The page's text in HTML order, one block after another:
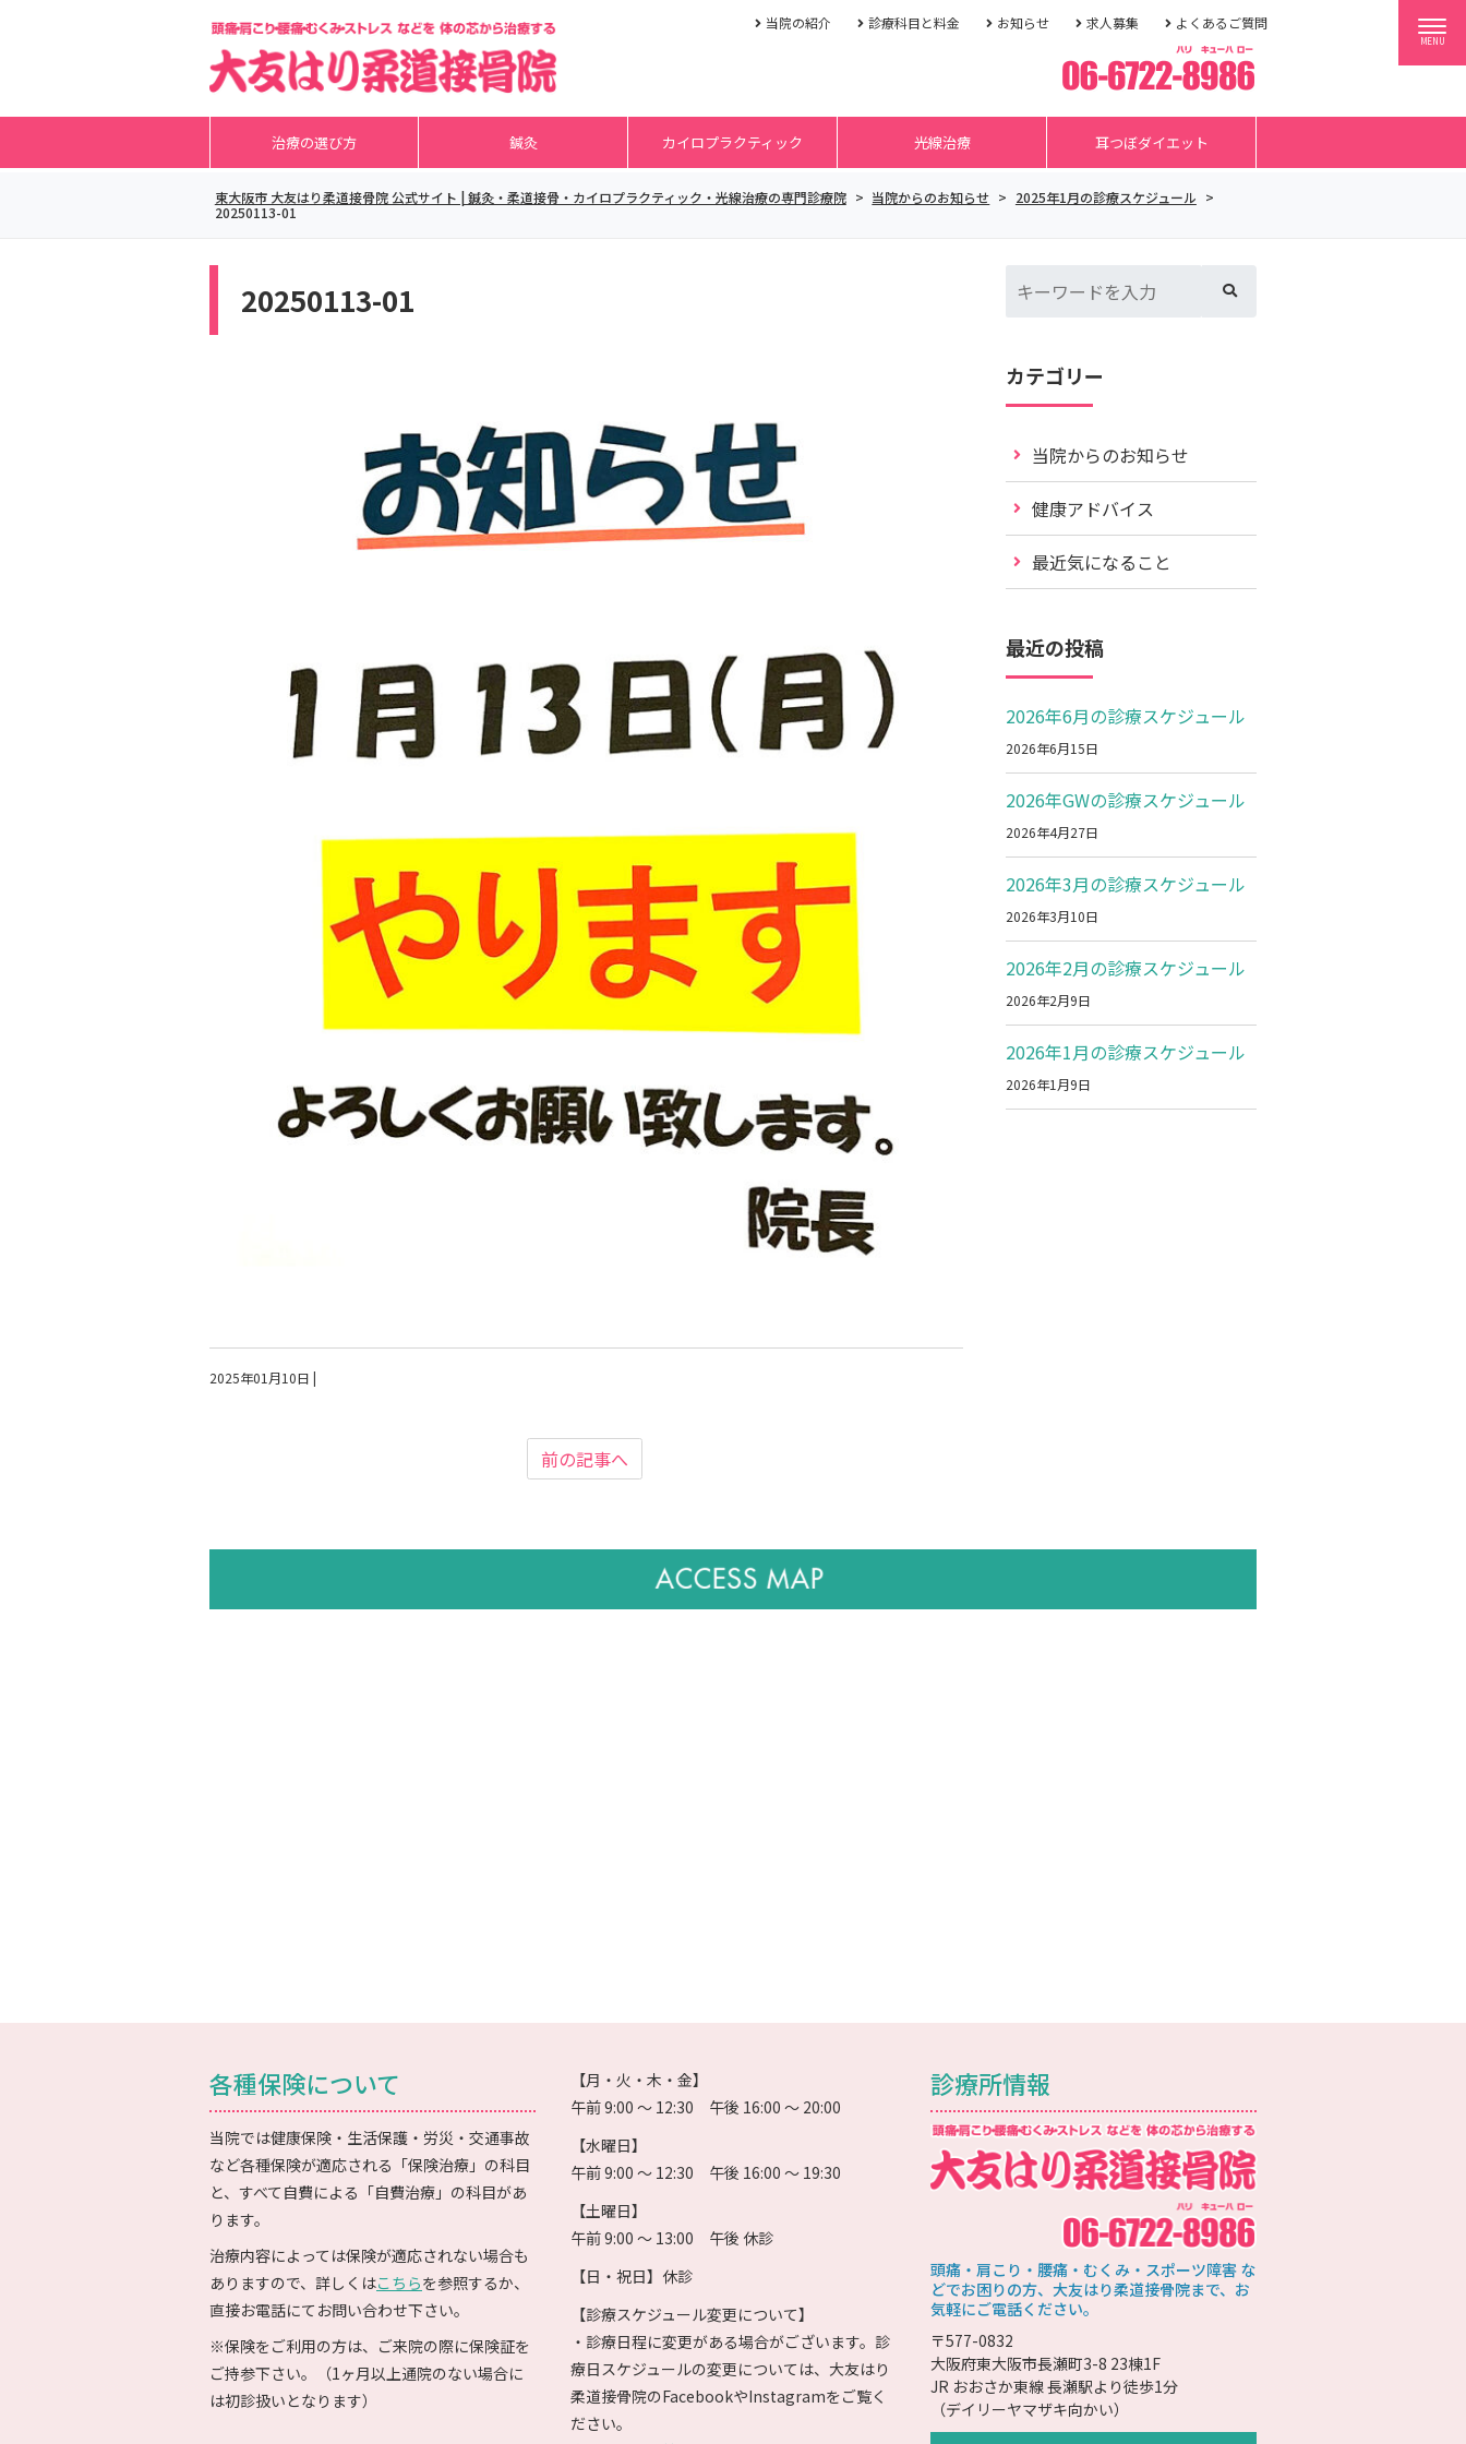
当院の紹介 診療科目と料金 お知らせ 求人募集 よくあるご質問
MENU
治療の選び方 鍼灸 カイロプラクティック 光線治療 耳つぼダイエット
東大阪市 大友はり柔道接骨院 公式サイト | 鍼灸・柔道接骨・カイロプラクティック・光線治療の専門診療院 > 当院からのお知らせ > 2025年1月の診療スケジュール >
20250113-01
20250113-01
2025年01月10日 |
前の記事へ
カテゴリー
当院からのお知らせ
健康アドバイス
最近気になること
最近の投稿
2026年6月の診療スケジュール
2026年6月15日
2026年GWの診療スケジュール
2026年4月27日
2026年3月の診療スケジュール
2026年3月10日
2026年2月の診療スケジュール
2026年2月9日
2026年1月の診療スケジュール
2026年1月9日
各種保険について
当院では健康保険・生活保護・労災・交通事故
など各種保険が適応される「保険治療」の科目
と、すべて自費による「自費治療」の科目があ
ります。
治療内容によっては保険が適応されない場合も
ありますので、詳しくはこちらを参照するか、
直接お電話にてお問い合わせ下さい。
※保険をご利用の方は、ご来院の際に保険証を
ご持参下さい。（1ヶ月以上通院のない場合に
は初診扱いとなります）
【月・火・木・金】
午前 9:00 〜 12:30 午後 16:00 〜 20:00
【水曜日】
午前 9:00 〜 12:30 午後 16:00 〜 19:30
【土曜日】
午前 9:00 〜 13:00 午後 休診
【日・祝日】休診
【診療スケジュール変更について】
・診療日程に変更がある場合がございます。診
療日スケジュールの変更については、大友はり
柔道接骨院のFacebookやInstagramをご覧く
ださい。
診療所情報
頭痛・肩こり・腰痛・むくみ・スポーツ障害 な
どでお困りの方、大友はり柔道接骨院まで、お
気軽にご電話ください。
〒577-0832
大阪府東大阪市長瀬町3-8 23棟1F
JR おおさか東線 長瀬駅より徒歩1分
（デイリーヤマザキ向かい）